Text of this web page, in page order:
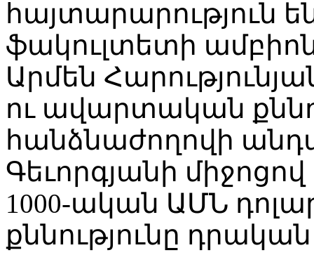
հայտարարություն
ֆակուլտետի
Արմեն
ու ավարտական
հանձնաժողովի
Գեւորգյանի
1000-ական ԱՄՆ
քննությունը